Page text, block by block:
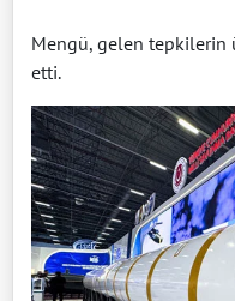
Mengü, gelen tepkilerin
etti.